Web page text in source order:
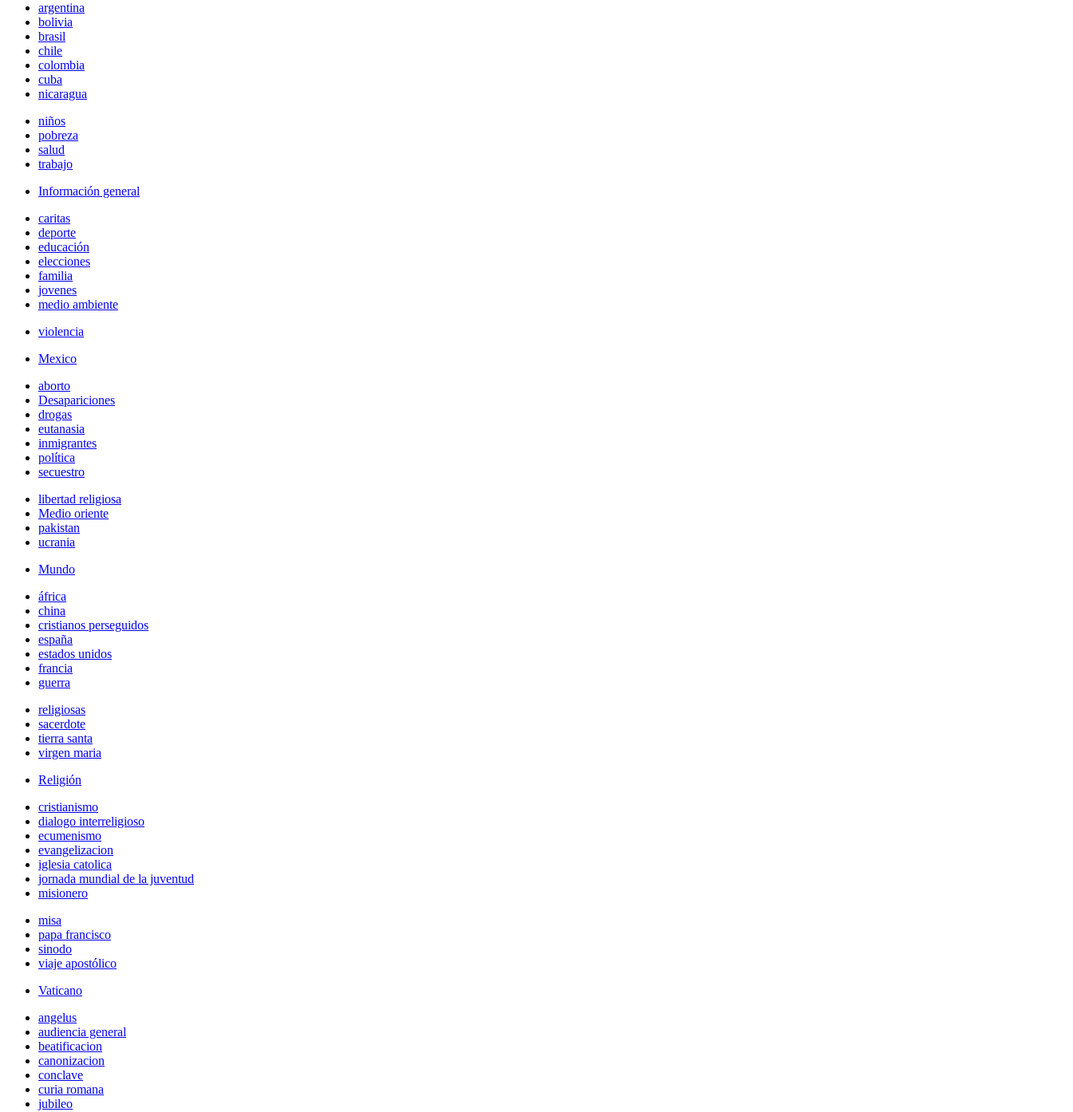
argentina
bolivia
brasil
chile
colombia
cuba
nicaragua
niños
pobreza
salud
trabajo
Información general
caritas
deporte
educación
elecciones
familia
jovenes
medio ambiente
violencia
Mexico
aborto
Desapariciones
drogas
eutanasia
inmigrantes
política
secuestro
libertad religiosa
Medio oriente
pakistan
ucrania
Mundo
áfrica
china
cristianos perseguidos
españa
estados unidos
francia
guerra
religiosas
sacerdote
tierra santa
virgen maria
Religión
cristianismo
dialogo interreligioso
ecumenismo
evangelizacion
iglesia catolica
jornada mundial de la juventud
misionero
misa
papa francisco
sinodo
viaje apostólico
Vaticano
angelus
audiencia general
beatificacion
canonizacion
conclave
curia romana
jubileo